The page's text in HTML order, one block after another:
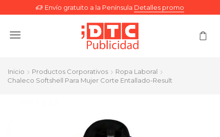
Envío gratuito a la Península Detalles promo
Menu
Inicio Productos Corporativos
Ropa Laboral
Chaleco Softshell Para Mujer Corte Entallado-Result